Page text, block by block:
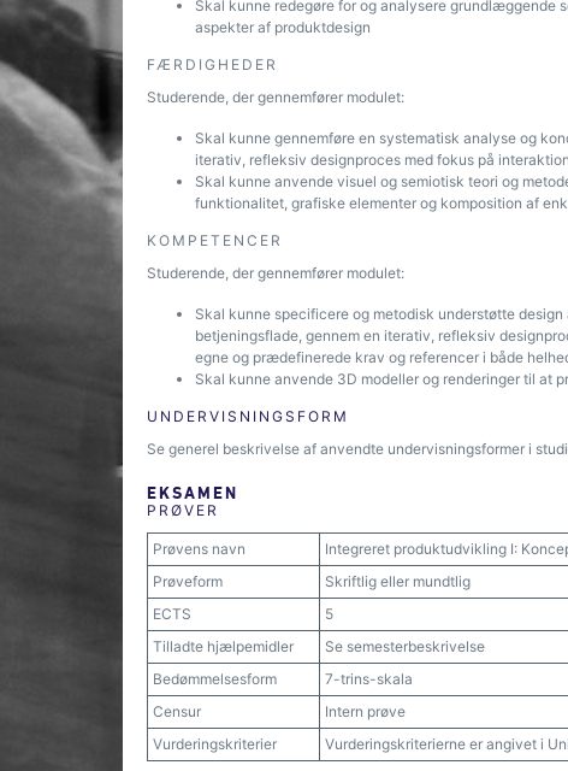
Skal kunne redegøre for og analysere
aspekter af produktdesign
FÆRDIGHEDER
Studerende, der gennemfører modulet:
Skal kunne gennemføre en systematisk analyse og
iterativ, refleksiv designproces med fokus på
Skal kunne anvende visuel og semiotisk teori og
funktionalitet, grafiske elementer og komposition af
KOMPETENCER
Studerende, der gennemfører modulet:
Skal kunne specificere og metodisk understøtte
betjeningsflade, gennem en iterativ, refleksiv
egne og prædefinerede krav og referencer i både
Skal kunne anvende 3D modeller og renderinger til at
UNDERVISNINGSFORM
Se generel beskrivelse af anvendte undervisningsformer i
EKSAMEN
PRØVER
Prøvens navn
Integreret produktudvikling I:
Prøveform
Skriftlig eller mundtlig
ECTS
5
Tilladte hjælpemidler
Se semesterbeskrivelse
Bedømmelsesform
7-trins-skala
Censur
Intern prøve
Vurderingskriterier
Vurderingskriterierne er angivet i